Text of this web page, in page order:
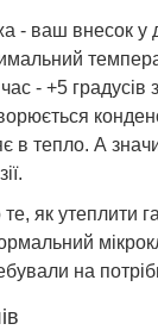
- ваш внесок у
- +5 градусів
в тепло. А
як утеплити
на